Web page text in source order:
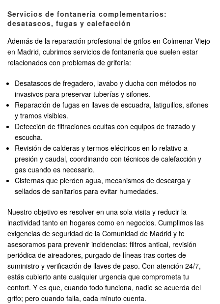
Servicios de fontanería complementarios:
desatascos, fugas y calefacción
Además de la reparación profesional de grifos en Colmenar Viejo
en Madrid, cubrimos servicios de fontanería que suelen estar
relacionados con problemas de grifería:
Desatascos de fregadero, lavabo y ducha con métodos no
invasivos para preservar tuberías y sifones.
Reparación de fugas en llaves de escuadra, latiguillos, sifones
y tramos visibles.
Detección de filtraciones ocultas con equipos de trazado y
escucha.
Revisión de calderas y termos eléctricos en lo relativo a
presión y caudal, coordinando con técnicos de calefacción y
gas cuando es necesario.
Cisternas que pierden agua, mecanismos de descarga y
sellados de sanitarios para evitar humedades.
Nuestro objetivo es resolver en una sola visita y reducir la
inactividad tanto en hogares como en negocios. Cumplimos las
exigencias de seguridad de la Comunidad de Madrid y te
asesoramos para prevenir incidencias: filtros antical, revisión
periódica de aireadores, purgado de líneas tras cortes de
suministro y verificación de llaves de paso. Con atención 24/7,
estás cubierto ante cualquier urgencia que comprometa tu
confort. Y es que, cuando todo funciona, nadie se acuerda del
grifo; pero cuando falla, cada minuto cuenta.